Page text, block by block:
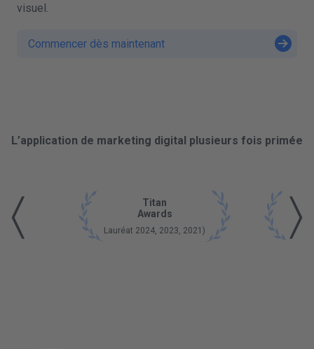
visuel.
Commencer dès maintenant
L’application de marketing digital plusieurs fois primée
〈
Titan
Awards
Lauréat 2024, 2023, 2021) 〉